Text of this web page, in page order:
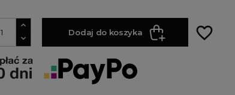
Dodaj do koszyka favorite_border